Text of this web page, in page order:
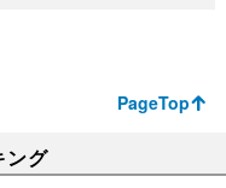
PageTop
ング